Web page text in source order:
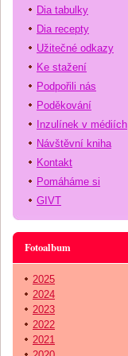
Dia tabulky
Dia recepty
Užitečné odkazy
Ke stažení
Podpořili nás
Poděkování
Inzulínek v médiích
Návštěvní kniha
Kontakt
Pomáháme si
GIVT
Fotoalbum
2025
2024
2023
2022
2021